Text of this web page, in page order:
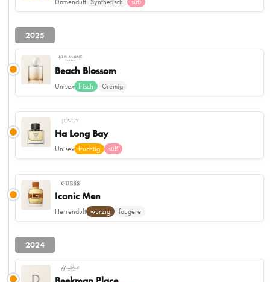
Damenduft Synthetisch süß
2025
Beach Blossom
Unisex frisch Cremig
Ha Long Bay
Unisex fruchtig süß
Iconic Men
Herrenduft würzig fougère
2024
D